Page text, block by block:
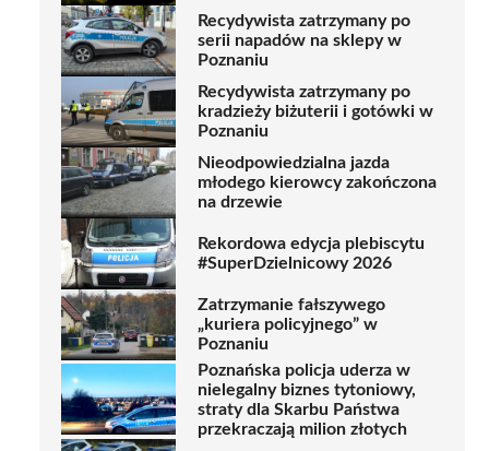
Recydywista zatrzymany po
serii napadów na sklepy w
Poznaniu
Recydywista zatrzymany po
kradzieży biżuterii i gotówki w
Poznaniu
Nieodpowiedzialna jazda
młodego kierowcy zakończona
na drzewie
Rekordowa edycja plebiscytu
#SuperDzielnicowy 2026
Zatrzymanie fałszywego
„kuriera policyjnego” w
Poznaniu
Poznańska policja uderza w
nielegalny biznes tytoniowy,
straty dla Skarbu Państwa
przekraczają milion złotych